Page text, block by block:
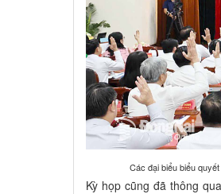
Các đại biểu biểu
Kỳ họp cũng đã thông